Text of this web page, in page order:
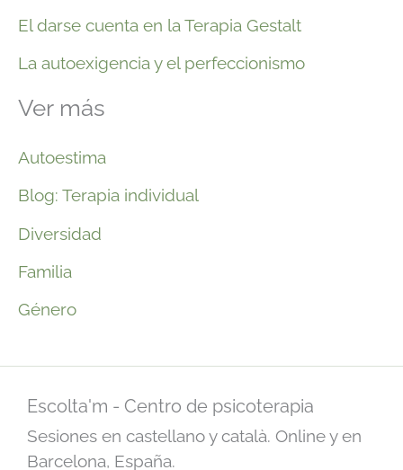
El darse cuenta en la Terapia Gestalt
La autoexigencia y el perfeccionismo
Ver más
Autoestima
Blog: Terapia individual
Diversidad
Familia
Género
Escolta'm - Centro de psicoterapia
Sesiones en castellano y català. Online y en
Barcelona, España.